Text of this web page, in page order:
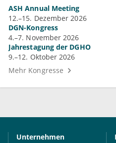
ASH Annual Meeting
12.–15. Dezember 2026
DGN-Kongress
4.–7. November 2026
Jahrestagung der DGHO
9.–12. Oktober 2026
Mehr Kongresse
Unternehmen